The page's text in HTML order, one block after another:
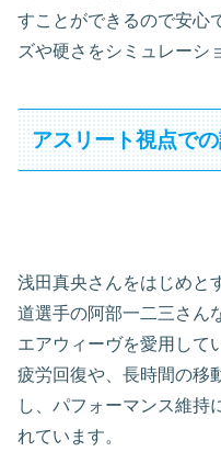
すことができるので安心
ズや硬さをシミュレーシ
アスリート視点で
浅田真央さんをはじめと
道選手の阿部一二三さん
エアウィーヴを愛用して
疲労回復や、長時間の移
し、パフォーマンス維持
れています。